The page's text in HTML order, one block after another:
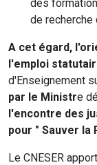
des
de
A cet égard,
l'emploi
d'Enseignement
par le Ministre
l'encontre des
pour " Sauver la
Le CNESER